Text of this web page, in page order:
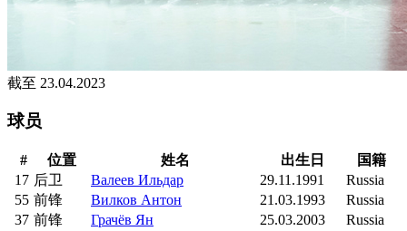
截至 23.04.2023
球员
# 位置 姓名 出生日
国籍
17 后卫 Валеев Ильдар 29.11.1991
Russia
55 前锋 Вилков Антон 21.03.1993
Russia
37 前锋 Грачёв Ян 25.03.2003
Russia